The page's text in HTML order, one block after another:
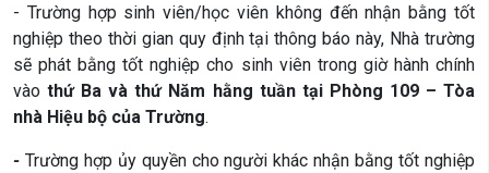
- Trường hợp sinh viên/học viên không đến nhận bằng tốt
nghiệp theo thời gian quy định tại thông báo này, Nhà trường
sẽ phát bằng tốt nghiệp cho sinh viên trong giờ hành chính
vàothứ Ba và thứ Năm hằng tuần tại Phòng 109 – Tòa
nhà Hiệu bộ của Trường.
- Trường hợp ủy quyền cho người khác nhận bằng tốt nghiệp